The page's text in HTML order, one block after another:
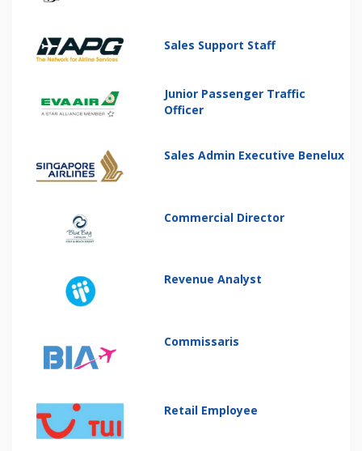
Sales Support Staff
Junior Passenger Traffic
Officer
Sales Admin Executive Benelux
Commercial Director
Revenue Analyst
Commissaris
Retail Employee